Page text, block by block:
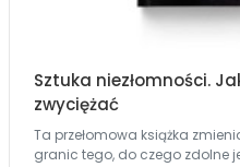
Sztuka niezłomności.
zwyciężać
Ta przełomowa książka
granic tego, do czego zdolne